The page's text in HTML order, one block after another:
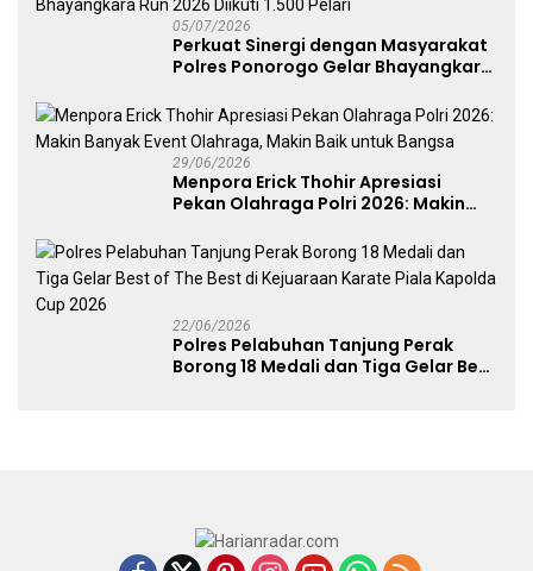
05/07/2026
Perkuat Sinergi dengan Masyarakat
Polres Ponorogo Gelar Bhayangkara
29/06/2026
Menpora Erick Thohir Apresiasi
Pekan Olahraga Polri 2026: Makin
untuk Bangsa
22/06/2026
Polres Pelabuhan Tanjung Perak
Borong 18 Medali dan Tiga Gelar Best